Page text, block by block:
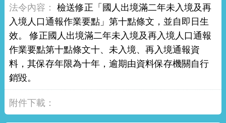
檢送修正「國人出境滿二年未入境及再
入境人口通報作業要點」第十點條文，並自即日生
效。 修正國人出境滿二年未入境及再入境人口通報
作業要點第十點條文十、未入境、再入境通報資
料，其保存年限為十年，逾期由資料保存機關自行
銷毀。